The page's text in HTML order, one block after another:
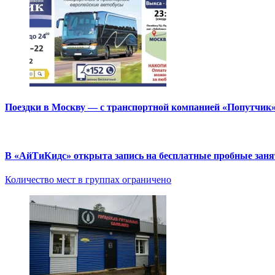
Поездки в Москву — с транспортной компанией «Попутчик»
В «АйТиКидс» открыта запись на бесплатные пробные
Количество мест в группах ограничено